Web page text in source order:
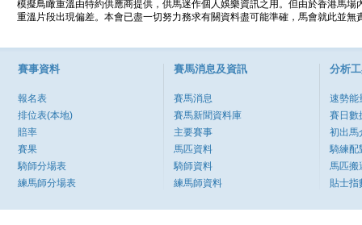
模擬鳥瞰重溫由特約供應商提供，供馬迷作個人娛樂資訊之用。但由於香港馬
重溫片段出現偏差。本會已盡一切努力務求有關資料盡可能準確，馬會就此並
賽事資料
報名表
排位表(本地)
賠率
賽果
騎師分場表
練馬師分場表
賽馬消息及資訊
賽馬消息
賽馬新聞資料庫
主要賽事
馬匹資料
騎師資料
練馬師資料
分析
速勢能
賽日數
初出馬
騎練配
馬匹搬
貼士指